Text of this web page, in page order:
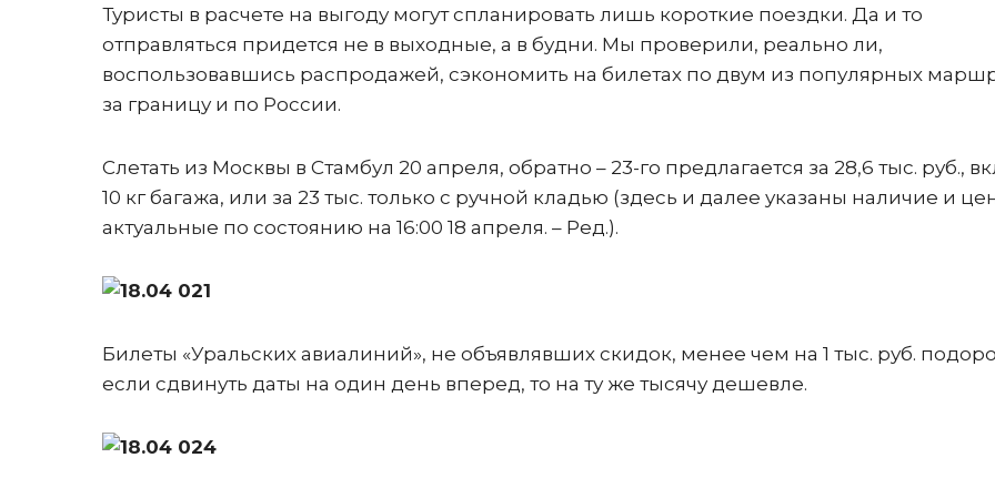
Туристы в расчете на выгоду могут спланировать лишь короткие поездки. Да и то
отправляться придется не в выходные, а в будни. Мы проверили, реально ли,
воспользовавшись распродажей, сэкономить на билетах по двум из популярных
за границу и по России.
Слетать из Москвы в Стамбул 20 апреля, обратно – 23-го предлагается за 28,6 тыс. руб.,
10 кг багажа, или за 23 тыс. только с ручной кладью (здесь и далее указаны наличие и
актуальные по состоянию на 16:00 18 апреля. – Ред.).
Билеты «Уральских авиалиний», не объявлявших скидок, менее чем на 1 тыс. руб.
если сдвинуть даты на один день вперед, то на ту же тысячу дешевле.